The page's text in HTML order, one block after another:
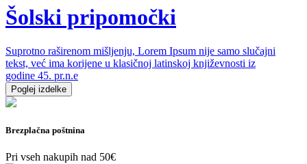
Šolski pripomočki
Suprotno raširenom mišljenju, Lorem Ipsum nije samo slučajni
tekst, već ima korijene u klasičnoj latinskoj književnosti iz
godine 45. pr.n.e
Poglej izdelke
Brezplačna poštnina
Pri vseh nakupih nad 50€